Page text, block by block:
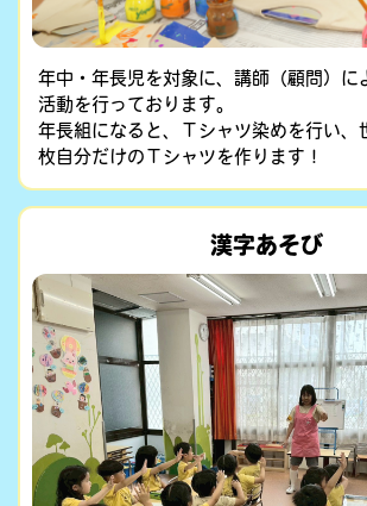
年中・年長児を対象に、講師（顧問）に
活動を行っております。
年長組になると、Ｔシャツ染めを行い、
枚自分だけのＴシャツを作ります！
漢字あそび